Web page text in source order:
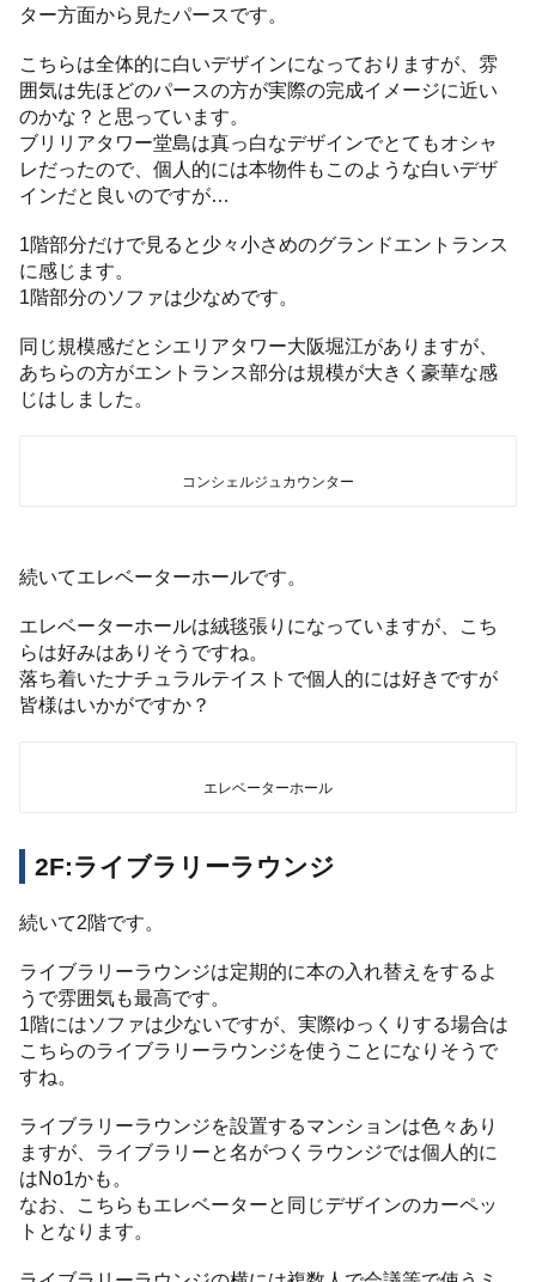
ター方面から見たパースです。
こちらは全体的に白いデザインになっておりますが、雰
囲気は先ほどのパースの方が実際の完成イメージに近い
のかな？と思っています。
ブリリアタワー堂島は真っ白なデザインでとてもオシャ
レだったので、個人的には本物件もこのような白いデザ
インだと良いのですが…
1階部分だけで見ると少々小さめのグランドエントランス
に感じます。
1階部分のソファは少なめです。
同じ規模感だとシエリアタワー大阪堀江がありますが、
あちらの方がエントランス部分は規模が大きく豪華な感
じはしました。
コンシェルジュカウンター
続いてエレベーターホールです。
エレベーターホールは絨毯張りになっていますが、こち
らは好みはありそうですね。
落ち着いたナチュラルテイストで個人的には好きですが
皆様はいかがですか？
エレベーターホール
2F:ライブラリーラウンジ
続いて2階です。
ライブラリーラウンジは定期的に本の入れ替えをするよ
うで雰囲気も最高です。
1階にはソファは少ないですが、実際ゆっくりする場合は
こちらのライブラリーラウンジを使うことになりそうで
すね。
ライブラリーラウンジを設置するマンションは色々あり
ますが、ライブラリーと名がつくラウンジでは個人的に
はNo1かも。
なお、こちらもエレベーターと同じデザインのカーペッ
トとなります。